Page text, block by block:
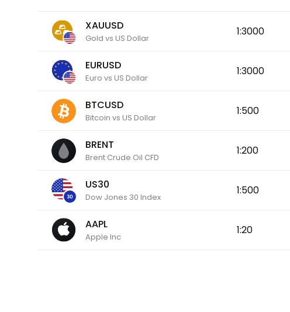
XAUUSD
Gold vs US Dollar
1:3000
EURUSD
Euro vs US Dollar
1:3000
BTCUSD
Bitcoin vs US Dollar
1:500
BRENT
Brent Crude Oil CFD
1:200
US30
Dow Jones 30 Index
1:500
AAPL
Apple Inc
1:20